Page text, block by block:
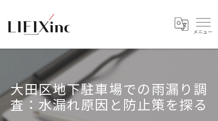
大田区地下駐車場での雨漏り調
査：水漏れ原因と防止策を探る